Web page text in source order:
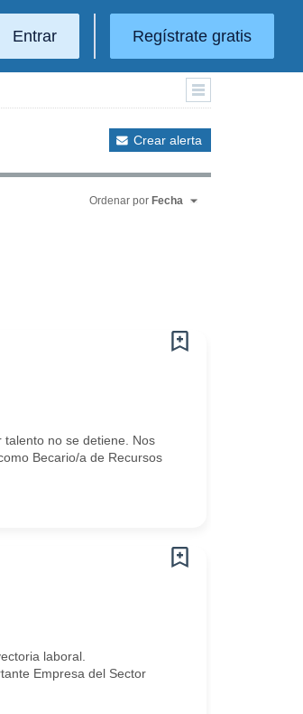
Entrar Regístrate gratis
Crear alerta
Ordenar por Fecha
no se detiene. Nos
Becario/a de Recursos
laboral.
Empresa del Sector